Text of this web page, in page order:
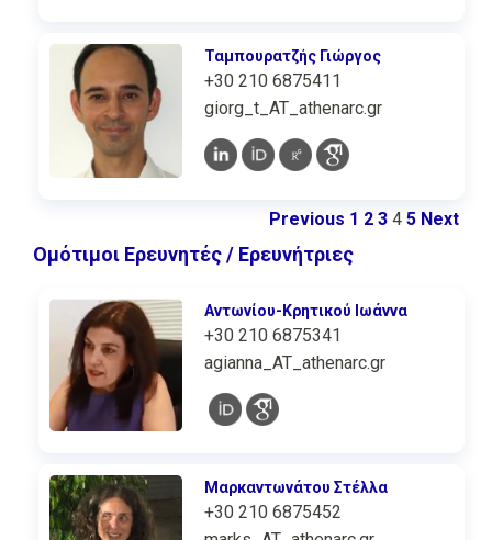
Ταμπουρατζής Γιώργος
+30 210 6875411
giorg_t_AT_athenarc.gr
Previous 1 2 3 4 5 Next
Ομότιμοι Ερευνητές / Ερευνήτριες
Αντωνίου-Κρητικού Ιωάννα
+30 210 6875341
agianna_AT_athenarc.gr
Μαρκαντωνάτου Στέλλα
+30 210 6875452